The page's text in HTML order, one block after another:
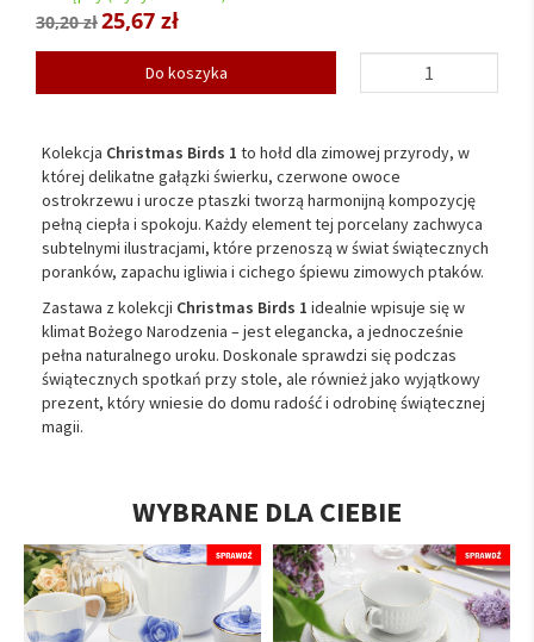
30,20 zł25,67 zł
Do koszyka
Kolekcja Christmas Birds 1 to hołd dla zimowej przyrody, w
której delikatne gałązki świerku, czerwone owoce
ostrokrzewu i urocze ptaszki tworzą harmonijną kompozycję
pełną ciepła i spokoju. Każdy element tej porcelany zachwyca
subtelnymi ilustracjami, które przenoszą w świat świątecznych
poranków, zapachu igliwia i cichego śpiewu zimowych ptaków.
Zastawa z kolekcji Christmas Birds 1 idealnie wpisuje się w
klimat Bożego Narodzenia – jest elegancka, a jednocześnie
pełna naturalnego uroku. Doskonale sprawdzi się podczas
świątecznych spotkań przy stole, ale również jako wyjątkowy
prezent, który wniesie do domu radość i odrobinę świątecznej
magii.
WYBRANE DLA CIEBIE